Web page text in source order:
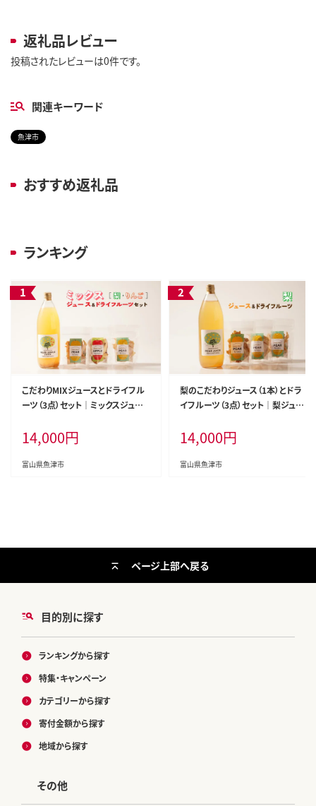
返礼品レビュー
投稿されたレビューは0件です。
関連キーワード
魚津市
おすすめ返礼品
ランキング
こだわりMIXジュースとドライフル
ーツ（3点）セット｜ミックスジュー
富山 ※北海道・沖縄・離島への配
送不可
14,000円
富山県魚津市
梨のこだわりジュース（1本）とドラ
イフルーツ（3点）セット｜梨ジュー
北海道・沖縄・離島への配送不可
14,000円
富山県魚津市
目的別に探す
ランキングから探す
特集・キャンペーン
カテゴリーから探す
寄付金額から探す
地域から探す
その他
ページ上部へ戻る